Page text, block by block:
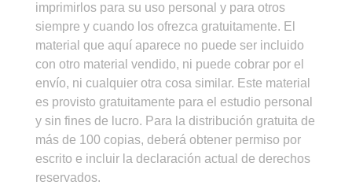
imprimirlos para su uso personal y para otros
siempre y cuando los ofrezca gratuitamente. El
material que aquí aparece no puede ser incluido
con otro material vendido, ni puede cobrar por el
envío, ni cualquier otra cosa similar. Este material
es provisto gratuitamente para el estudio personal
y sin fines de lucro. Para la distribución gratuita de
más de 100 copias, deberá obtener permiso por
escrito e incluir la declaración actual de derechos
reservados.